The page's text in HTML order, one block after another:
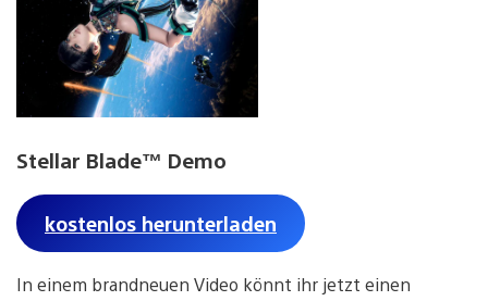
Stellar Blade™ Demo
kostenlos herunterladen
In einem brandneuen Video könnt ihr jetzt einen